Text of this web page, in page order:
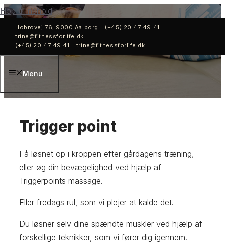
Hop til indhold
Hobrovej 76, 9000 Aalborg
(+45) 20 47 49 41
trine@fitnessforlife.dk
(+45) 20 47 49 41
trine@fitnessforlife.dk
Menu
Trigger point
Få løsnet op i kroppen efter gårdagens træning,
eller øg din bevægelighed ved hjælp af
Triggerpoints massage.
Eller fredags rul, som vi plejer at kalde det.
Du løsner selv dine spændte muskler ved hjælp af
forskellige teknikker, som vi fører dig igennem.